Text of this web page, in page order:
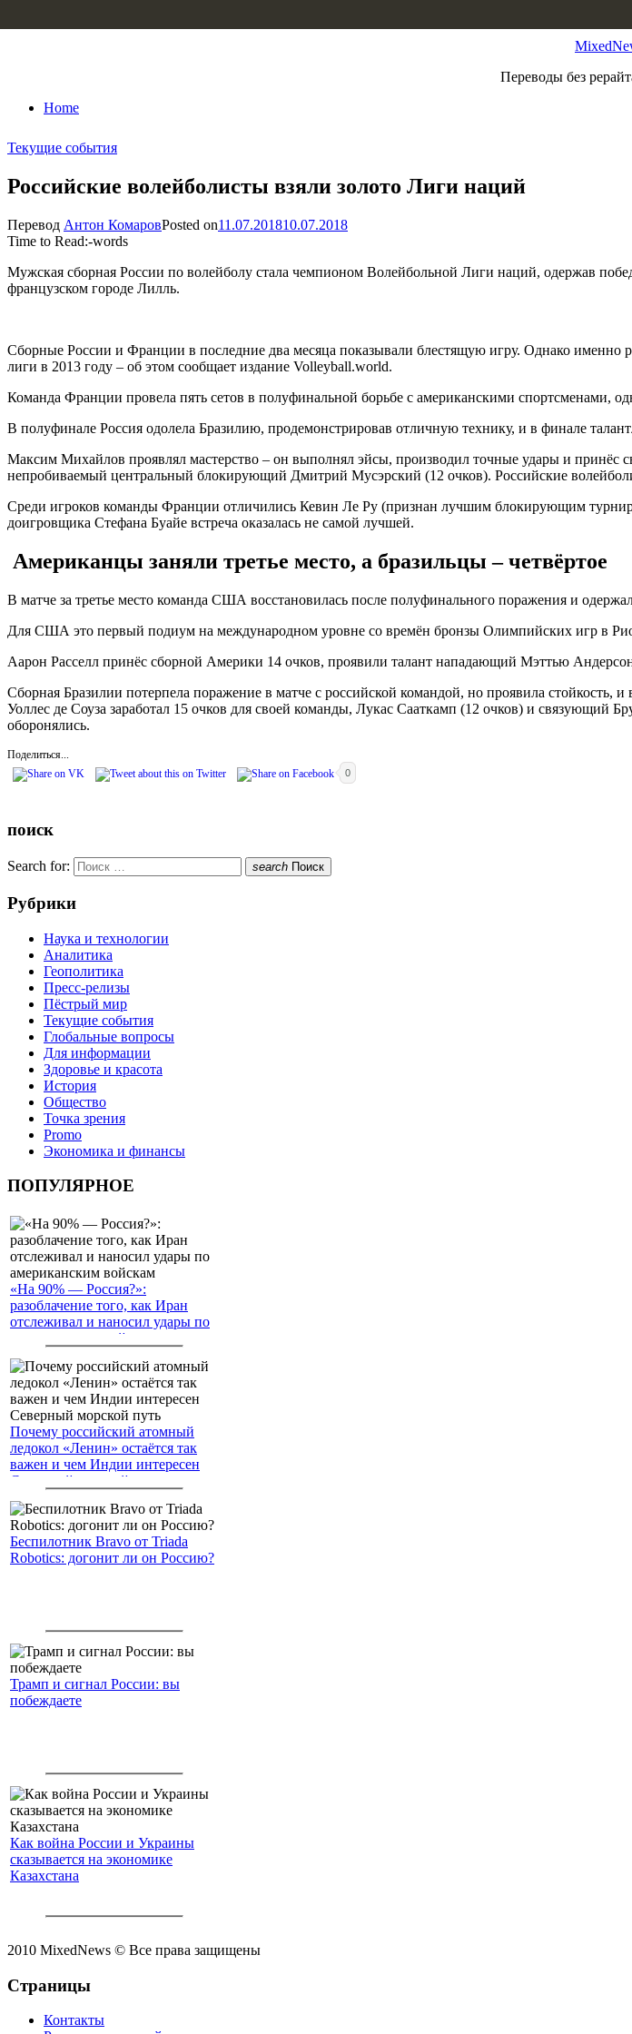
Переводы без
Home
Текущие события
Российские волейболисты взяли золото Лиги наций
Перевод Антон КомаровPosted on11.07.201810.07.2018
Time to Read:-words
Мужская сборная России по волейболу стала чемпионом Волейбольной Лиги наций, одержав
французском городе Лилль.
Сборные России и Франции в последние два месяца показывали блестящую игру. Однако именно
лиги в 2013 году – об этом сообщает издание Volleyball.world.
Команда Франции провела пять сетов в полуфинальной борьбе с американскими спортсменами,
В полуфинале Россия одолела Бразилию, продемонстрировав отличную технику, и в финале
Максим Михайлов проявлял мастерство – он выполнял эйсы, производил точные удары и принёс
непробиваемый центральный блокирующий Дмитрий Мусэрский (12 очков). Российские
Среди игроков команды Франции отличились Кевин Ле Ру (признан лучшим блокирующим
доигровщика Стефана Буайе встреча оказалась не самой лучшей.
Американцы заняли третье место, а бразильцы – четвёртое
В матче за третье место команда США восстановилась после полуфинального поражения и
Для США это первый подиум на международном уровне со времён бронзы Олимпийских игр в
Аарон Расселл принёс сборной Америки 14 очков, проявили талант нападающий Мэттью
Сборная Бразилии потерпела поражение в матче с российской командой, но проявила
Уоллес де Соуза заработал 15 очков для своей команды, Лукас Сааткамп (12 очков) и связующий
оборонялись.
Поделиться...
0
поиск
Search for: search Поиск
Рубрики
Наука и технологии
Аналитика
Геополитика
Пресс-релизы
Пёстрый мир
Текущие события
Глобальные вопросы
Для информации
Здоровье и красота
История
Общество
Точка зрения
Promo
Экономика и финансы
ПОПУЛЯРНОЕ
«На 90% — Россия?»:
разоблачение того, как Иран
отслеживал и наносил удары по
американским войскам
Почему российский атомный
ледокол «Ленин» остаётся так
важен и чем Индии интересен
Северный морской путь
Беспилотник Bravo от Triada
Robotics: догонит ли он Россию?
Трамп и сигнал России: вы
побеждаете
Как война России и Украины
сказывается на экономике
Казахстана
2010 MixedNews © Все права защищены
Страницы
Контакты